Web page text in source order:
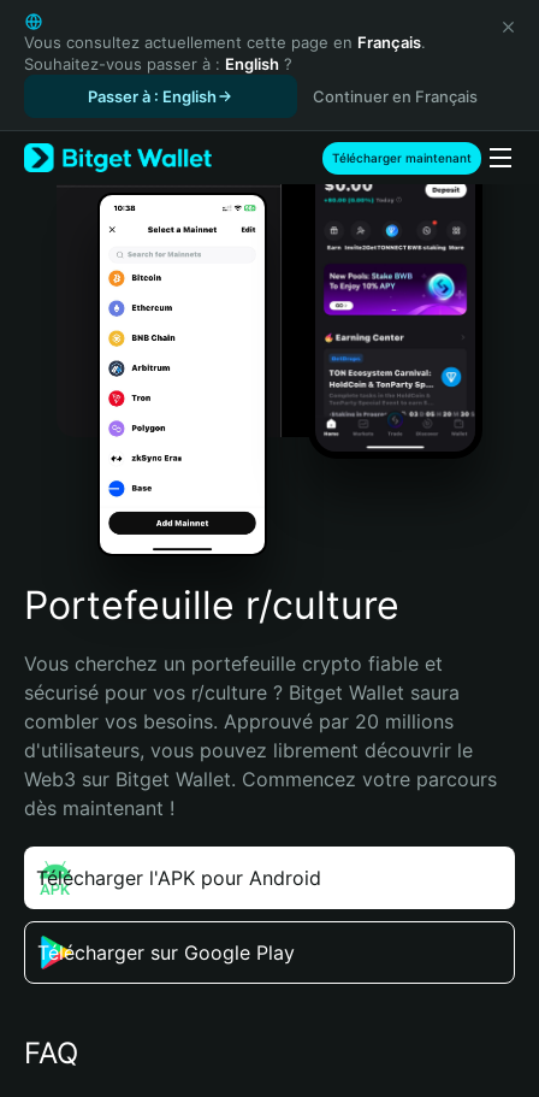
English
日本語
Tiếng Việt
Español (Latinoamérica)
Türkçe
Italiano
Português (Portugal)
Bahasa Indonesia
Português (Brasil)
Español (Argentina)
Vous consultez actuellement cette page en Français.
Souhaitez-vous passer à : English ?
Passer à : English
Continuer en Français
Télécharger maintenant
Portefeuille r/culture
Vous cherchez un portefeuille crypto fiable et
sécurisé pour vos r/culture ? Bitget Wallet saura
combler vos besoins. Approuvé par 20 millions
d'utilisateurs, vous pouvez librement découvrir le
Web3 sur Bitget Wallet. Commencez votre parcours
dès maintenant !
Télécharger l'APK pour Android
Télécharger sur Google Play
FAQ